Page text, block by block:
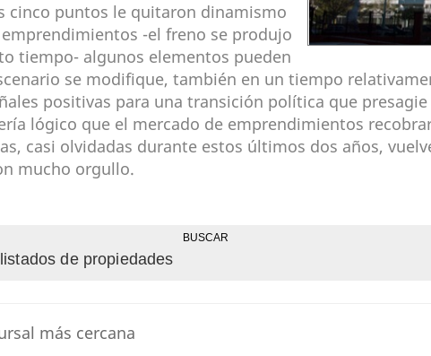
cinco puntos le quitaron dinamismo
-el freno se produjo
tiempo- algunos elementos pueden
se modifique, también en un tiempo
positivas para una transición política que
lógico que el mercado de emprendimientos
casi olvidadas durante estos últimos dos años,
mucho orgullo.
de propiedades
BUSCAR
más cercana